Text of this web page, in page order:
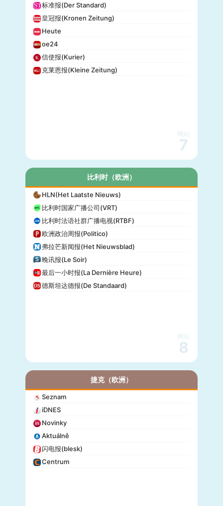
标准报(Der Standard)
皇冠报(Kronen Zeitung)
Heute
oe24
信使报(Kurier)
克莱恩报(Kleine Zeitung)
网站
7
比利时（欧洲）
HLN(Het Laatste Nieuws)
比利时国家广播公司(VRT)
比利时法语社群广播电视(RTBF)
欧洲政治周报(Politico)
弗拉芒新闻报(Het Nieuwsblad)
晚讯报(Le Soir)
最后一小时报(La Dernière Heure)
德斯坦达德报(De Standaard)
网站
8
捷克（欧洲）
Seznam
iDNES
Novinky
Aktuálně
闪电报(blesk)
Centrum